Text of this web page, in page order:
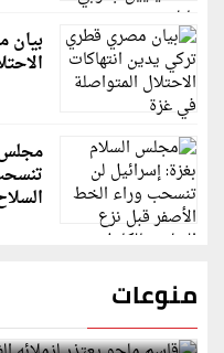
بيان
مجلس
منوعات
قاسم ملحو يعتذر لزملائه